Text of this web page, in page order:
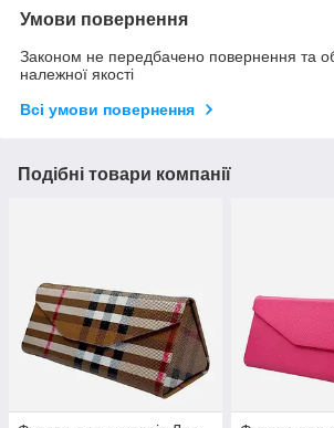
Умови повернення
Законом не передбачено повернення та
належної якості
Всі умови повернення
Подібні товари компанії